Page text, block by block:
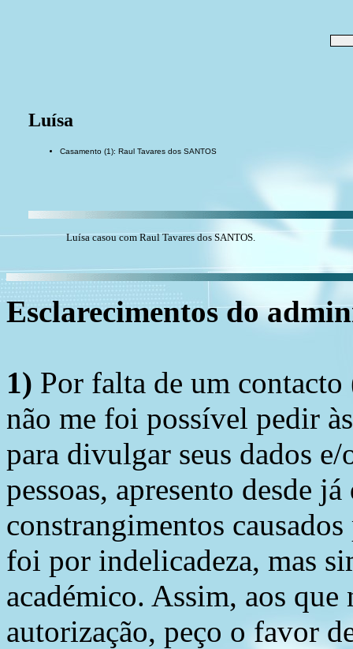
Luísa
Casamento (1): Raul Tavares dos SANTOS
Luísa casou com Raul Tavares dos SANTOS.
Esclarecimentos do
1) Por falta de um
não me foi possível pedir
para divulgar seus dados
pessoas, apresento desde
constrangimentos
foi por indelicadeza, mas
académico. Assim, aos
autorização, peço o favor